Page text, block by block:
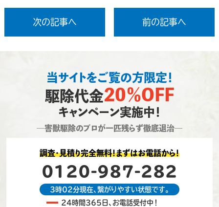
次の記事へ 前の記事へ
当サイトをご覧の方限定！
駆除代金20％OFF
キャンペーン実施中！
―害獣駆除のプロが一匹残らず徹底退治―
調査・見積り完全無料！まずはお電話から！
0120-987-282
3時02分現在、繋がりやすい状態です。
24時間365日、お電話受付中！